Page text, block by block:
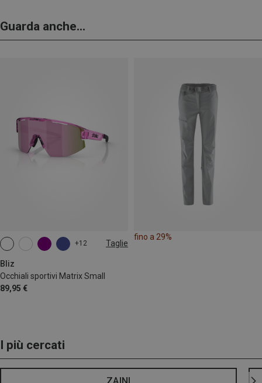
Guarda anche...
+12 Taglie
Bliz
Occhiali sportivi Matrix Small
89,95 €
ONE SIZE
fino a 29%
I più cercati